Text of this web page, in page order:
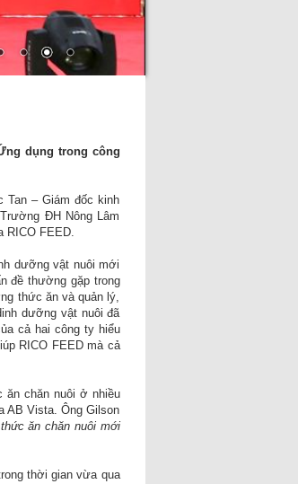
dụng trong công
Tan – Giám đốc kinh
ĐH Nông Lâm
RICO FEED.
dưỡng vật nuôi mới
đề thường gặp trong
thức ăn và quản lý,
dưỡng vật nuôi đã
cả hai công ty hiểu
RICO FEED mà cả
chăn nuôi ở nhiều
AB Vista. Ông Gilson
ăn chăn nuôi mới
thời gian vừa qua